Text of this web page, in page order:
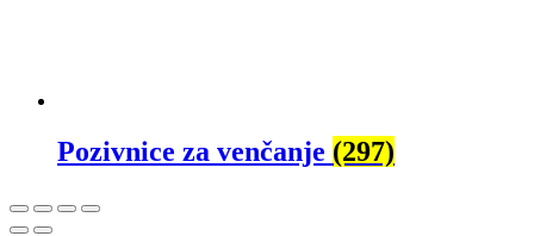
Pozivnice za venčanje (297)